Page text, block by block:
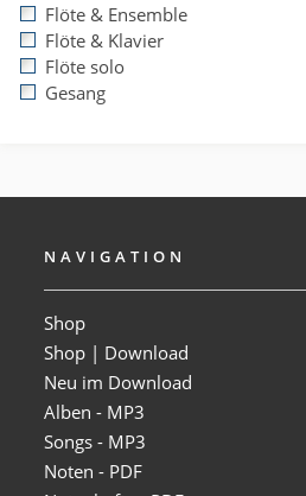
Flöte & Ensemble
Flöte & Klavier
Flöte solo
Gesang
NAVIGATION
Shop
Shop | Download
Neu im Download
Alben - MP3
Songs - MP3
Noten - PDF